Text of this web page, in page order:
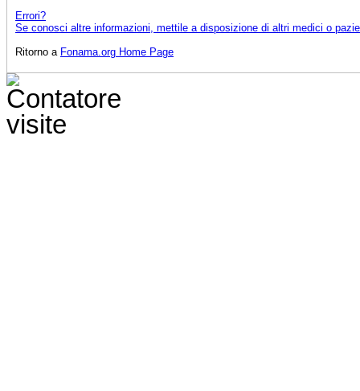
Errori?
Se conosci altre informazioni, mettile a disposizione di altri medici o
Ritorno a Fonama.org Home Page